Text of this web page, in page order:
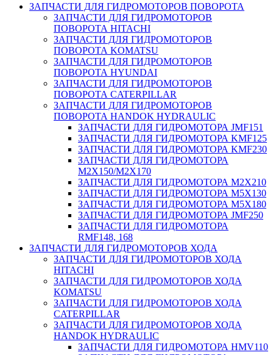
ЗАПЧАСТИ ДЛЯ ГИДРОМОТОРОВ ПОВОРОТА
ЗАПЧАСТИ ДЛЯ ГИДРОМОТОРОВ
ПОВОРОТА HITACHI
ЗАПЧАСТИ ДЛЯ ГИДРОМОТОРОВ
ПОВОРОТА KOMATSU
ЗАПЧАСТИ ДЛЯ ГИДРОМОТОРОВ
ПОВОРОТА HYUNDAI
ЗАПЧАСТИ ДЛЯ ГИДРОМОТОРОВ
ПОВОРОТА CATERPILLAR
ЗАПЧАСТИ ДЛЯ ГИДРОМОТОРОВ
ПОВОРОТА HANDOK HYDRAULIC
ЗАПЧАСТИ ДЛЯ ГИДРОМОТОРА JMF151
ЗАПЧАСТИ ДЛЯ ГИДРОМОТОРА KMF125
ЗАПЧАСТИ ДЛЯ ГИДРОМОТОРА KMF230
ЗАПЧАСТИ ДЛЯ ГИДРОМОТОРА
M2X150/M2X170
ЗАПЧАСТИ ДЛЯ ГИДРОМОТОРА M2X210
ЗАПЧАСТИ ДЛЯ ГИДРОМОТОРА M5X130
ЗАПЧАСТИ ДЛЯ ГИДРОМОТОРА M5X180
ЗАПЧАСТИ ДЛЯ ГИДРОМОТОРА JMF250
ЗАПЧАСТИ ДЛЯ ГИДРОМОТОРА
RMF148, 168
ЗАПЧАСТИ ДЛЯ ГИДРОМОТОРОВ ХОДА
ЗАПЧАСТИ ДЛЯ ГИДРОМОТОРОВ ХОДА
HITACHI
ЗАПЧАСТИ ДЛЯ ГИДРОМОТОРОВ ХОДА
KOMATSU
ЗАПЧАСТИ ДЛЯ ГИДРОМОТОРОВ ХОДА
CATERPILLAR
ЗАПЧАСТИ ДЛЯ ГИДРОМОТОРОВ ХОДА
HANDOK HYDRAULIC
ЗАПЧАСТИ ДЛЯ ГИДРОМОТОРА HMV110